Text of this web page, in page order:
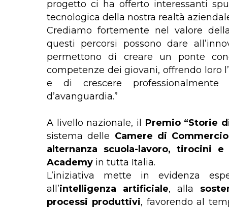
progetto ci ha offerto interessanti
tecnologica della nostra realtà
Crediamo fortemente nel valore
questi percorsi possono dare
permettono di creare un ponte
competenze dei giovani, offrendo loro
e di crescere
d’avanguardia.”
A livello nazionale, il Premio “Storie
sistema delle Camere di Commercio
alternanza scuola-lavoro, tirocini
Academy in tutta Italia.
L’iniziativa mette in evidenza
all’intelligenza artificiale, alla
processi produttivi, favorendo al